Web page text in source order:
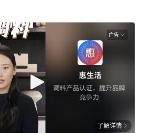
广告
了解详情